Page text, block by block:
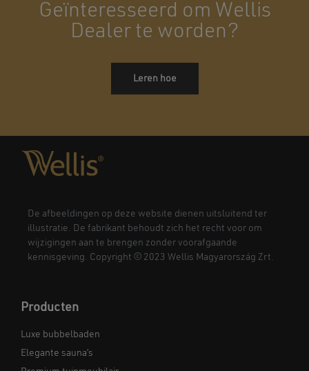
Geïnteresseerd om Wellis
Dealer te worden?
Leren hoe
De afbeeldingen op deze website dienen uitsluitend ter
illustratie. De fabrikant behoudt zich het recht voor om
wijzigingen aan te brengen zonder voorafgaande
kennisgeving. Copyright © 2023 Wellis Magyarország Zrt.
Producten
Luxe bubbelbaden
Elegante sauna’s